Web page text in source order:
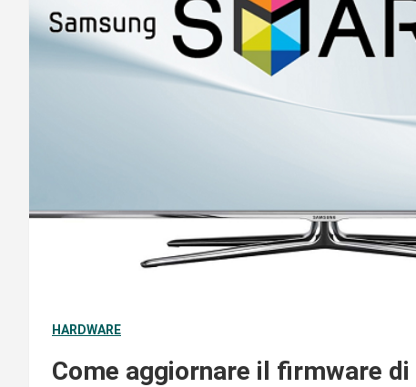
HARDWARE
Come aggiornare il firmware